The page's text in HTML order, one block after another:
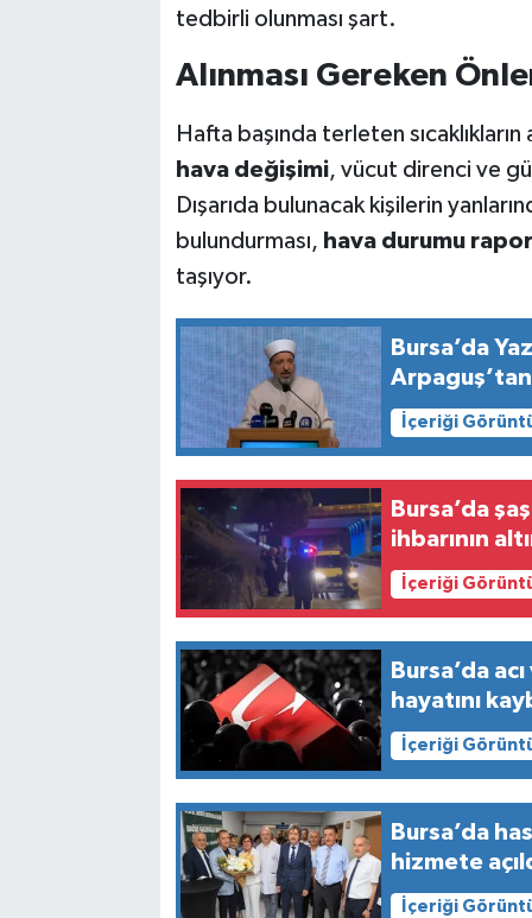
tedbirli olunması şart.
Alınması Gereken
Hafta başında terleten
hava değişimi, vücut direnci ve
Dışarıda bulunacak kişilerin
bulundurması, hava durumu
taşıyor.
Bursa’da
İçeriği
Bursa’da
ihbarının
İçeriği
Bursa’da
hayatını
İçeriği
Bursa’da
hizmete
İçeriği